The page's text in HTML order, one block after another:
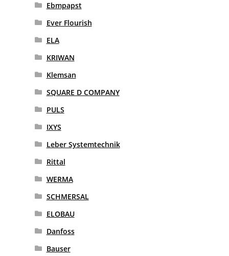
Ebmpapst
Ever Flourish
ELA
KRIWAN
Klemsan
SQUARE D COMPANY
PULS
IXYS
Leber Systemtechnik
Rittal
WERMA
SCHMERSAL
ELOBAU
Danfoss
Bauser